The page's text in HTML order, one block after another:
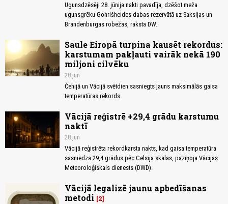
Ugunsdzēsēji 28. jūnija nakti pavadīja, dzēšot meža
ugunsgrēku Gohrišheides dabas rezervātā uz Saksijas un
Brandenburgas robežas, raksta DW.
Saule Eiropā turpina kausēt rekordus:
karstumam pakļauti vairāk nekā 190
miljoni cilvēku
28.jun
Čehijā un Vācijā svētdien sasniegts jauns maksimālās gaisa
temperatūras rekords.
Vācijā reģistrē +29,4 grādu karstumu
naktī
28.jun
Vācijā reģistrēta rekordkarsta nakts, kad gaisa temperatūra
sasniedza 29,4 grādus pēc Celsija skalas, paziņoja Vācijas
Meteoroloģiskais dienests (DWD).
Vācijā legalizē jaunu apbedīšanas
metodi
2